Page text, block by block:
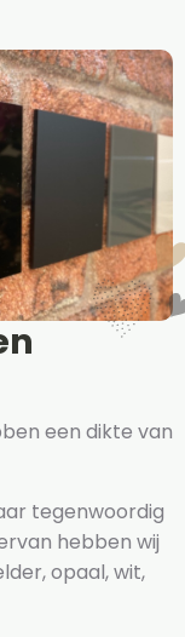
een dikte van
tegenwoordig
hebben wij
opaal, wit,